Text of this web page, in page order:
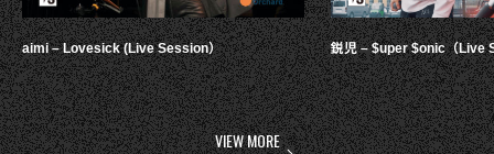
aimi – Lovesick (Live Session） 鋭児 – $uper $onic（Live
VIEW MORE